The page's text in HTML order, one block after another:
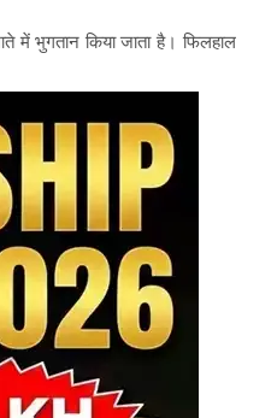
में भुगतान किया जाता है। फिलहाल